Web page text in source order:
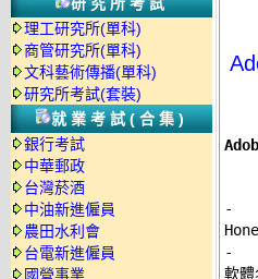
理工研究所(單科)
商管研究所(單科)
文科藝術傳播(單科)
研究所考試(套裝)
就業考試(合集)
銀行考試
中華郵政
台灣菸酒
中油新進僱員
農田水利會
台電新進僱員
國營事業
-
-
軟